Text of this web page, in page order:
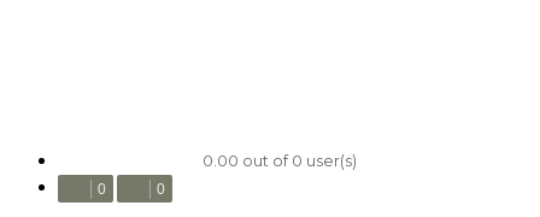
0.00 out of 0 user(s)
0 0